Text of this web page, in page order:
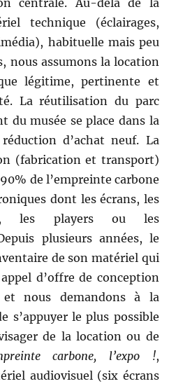
centrale. Au-delà de la
technique (éclairages,
habituelle mais peu
nous assumons la location
légitime, pertinente et
La réutilisation du parc
du musée se place dans la
d’achat neuf. La
(fabrication et transport)
de l’empreinte carbone
dont les écrans, les
les players ou les
plusieurs années, le
de son matériel qui
d’offre de conception
nous demandons à la
s’appuyer le plus possible
de la location ou de
carbone, l’expo !,
audiovisuel (six écrans